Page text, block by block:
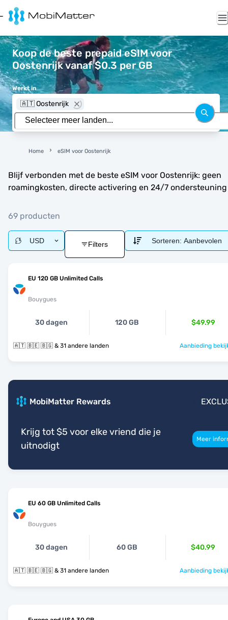
Koop de beste prepaid eSIM voor
Oostenrijk vanaf $0.3 per GB
Werkt in
🇦🇹 Oostenrijk
Home eSIM voor Oostenrijk
Blijf verbonden met de beste eSIM voor Oostenrijk: geen
roamingkosten, directe activering en 24/7 ondersteuning
69 producten
USD Filters Sorteren: Aanbevolen
EU 120 GB Unlimited Calls
Bouygues
30 dagen 120 GB $49.99
🇦🇹 🇧🇪 🇧🇬 & 31 andere landen Aanbieding
MobiMatter Rewards
Krijg tot $5 voor elke vriend die je
uitnodigt
Meer
EU 60 GB Unlimited Calls
Bouygues
30 dagen 60 GB $40.99
🇦🇹 🇧🇪 🇧🇬 & 31 andere landen Aanbieding